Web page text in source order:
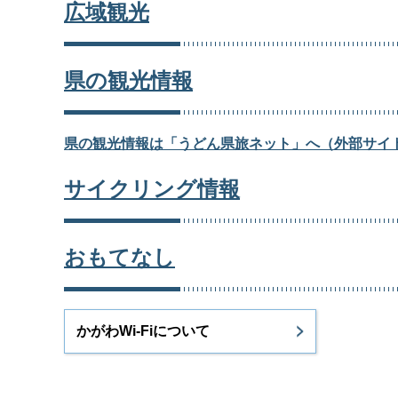
広域観光
県の観光情報
県の観光情報は「うどん県旅ネット」へ（外部サイ
サイクリング情報
おもてなし
かがわWi-Fiについて